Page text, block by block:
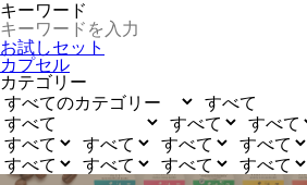
キーワード
お試しセット
カプセル
カテゴリー